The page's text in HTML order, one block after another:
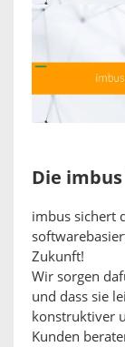
Die
imbus sichert
Zukunft!
Wir sorgen
und dass sie
konstruktiver
Kunden